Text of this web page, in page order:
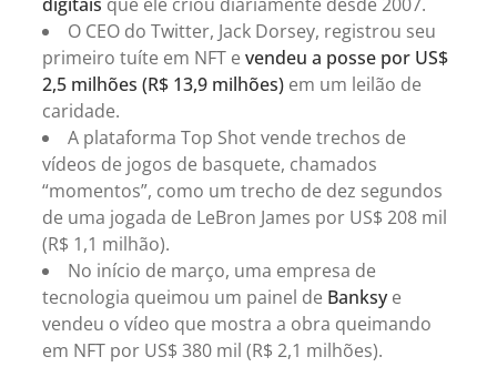
O CEO do Twitter, Jack Dorsey, registrou seu
primeiro tuíte em NFT evendeu a posse por US$
2,5 milhões (R$ 13,9 milhões) em um leilão de
caridade.
A plataforma Top Shot vende trechos de
vídeos de jogos de basquete, chamados
“momentos”, como um trecho de dez segundos
de uma jogada de LeBron James por US$ 208 mil
(R$ 1,1 milhão).
No início de março, uma empresa de
tecnologia queimou um painel de Banksy e
vendeu o vídeo que mostra a obra queimando
em NFT por US$ 380 mil (R$ 2,1 milhões).